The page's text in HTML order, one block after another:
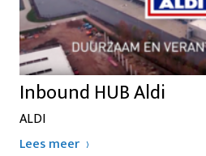
Inbound HUB Aldi
ALDI
Lees meer